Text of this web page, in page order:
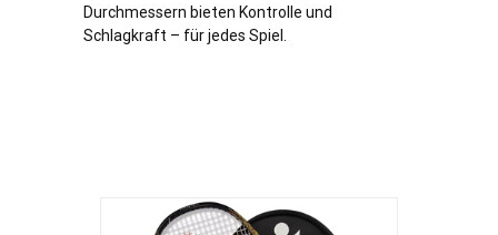
Durchmessern bieten Kontrolle und
Schlagkraft – für jedes Spiel.